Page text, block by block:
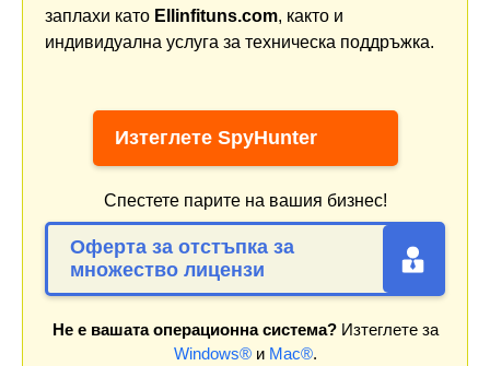
заплахи като Ellinfituns.com, както и
индивидуална услуга за техническа поддръжка.
Изтеглете SpyHunter
Спестете парите на вашия бизнес!
Оферта за отстъпка за
множество лицензи
Не е вашата операционна система?Изтеглете за
Windows®и Mac®.